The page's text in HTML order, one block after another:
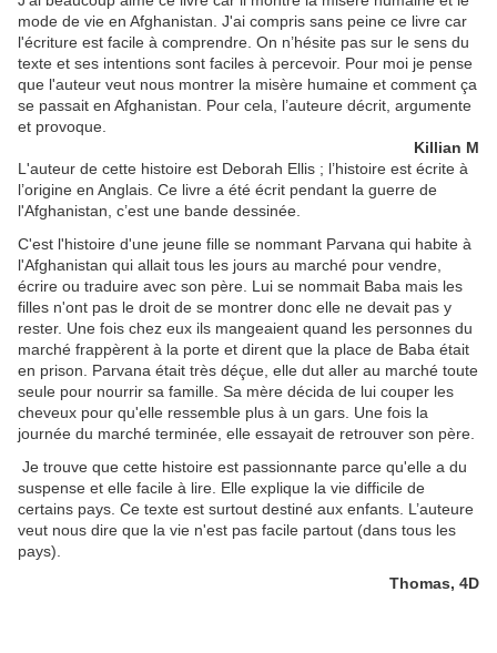
mode de vie en Afghanistan. J'ai compris sans peine ce livre car
l'écriture est facile à comprendre. On n’hésite pas sur le sens du
texte et ses intentions sont faciles à percevoir. Pour moi je pense
que l'auteur veut nous montrer la misère humaine et comment ça
se passait en Afghanistan. Pour cela, l’auteure décrit, argumente
et provoque.
Killian M
L'auteur de cette histoire est Deborah Ellis ; l’histoire est écrite à
l’origine en Anglais. Ce livre a été écrit pendant la guerre de
l'Afghanistan, c’est une bande dessinée.
C'est l'histoire d'une jeune fille se nommant Parvana qui habite à
l'Afghanistan qui allait tous les jours au marché pour vendre,
écrire ou traduire avec son père. Lui se nommait Baba mais les
filles n'ont pas le droit de se montrer donc elle ne devait pas y
rester. Une fois chez eux ils mangeaient quand les personnes du
marché frappèrent à la porte et dirent que la place de Baba était
en prison. Parvana était très déçue, elle dut aller au marché toute
seule pour nourrir sa famille. Sa mère décida de lui couper les
cheveux pour qu'elle ressemble plus à un gars. Une fois la
journée du marché terminée, elle essayait de retrouver son père.
Je trouve que cette histoire est passionnante parce qu'elle a du
suspense et elle facile à lire. Elle explique la vie difficile de
certains pays. Ce texte est surtout destiné aux enfants. L’auteure
veut nous dire que la vie n'est pas facile partout (dans tous les
pays).
Thomas, 4D